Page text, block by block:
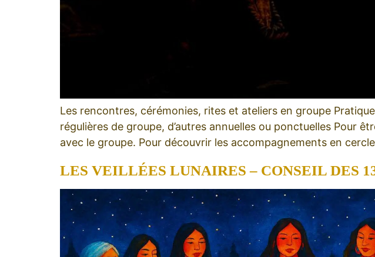
Les rencontres, cérémonies, rites et ateliers en groupe
régulières de groupe, d’autres annuelles ou ponctuelles Pour
avec le groupe. Pour découvrir les accompagnements en
LES VEILLÉES LUNAIRES – CONSEIL DES